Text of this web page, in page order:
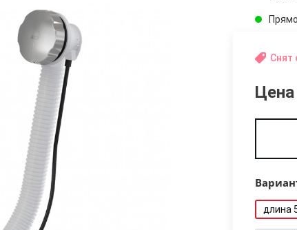
Снят
Цена
длина